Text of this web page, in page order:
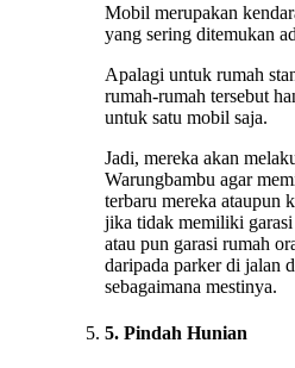
Mobil merupakan
yang sering ditemukan
Apalagi untuk rumah
rumah-rumah tersebut
untuk satu mobil saja.
Jadi, mereka akan
Warungbambu agar
terbaru mereka ataupun
jika tidak memiliki garasi
atau pun garasi rumah
daripada parker di jalan
sebagaimana mestinya.
5. Pindah Hunian